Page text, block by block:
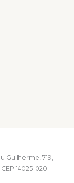
Guilherme, 719,
14025-020